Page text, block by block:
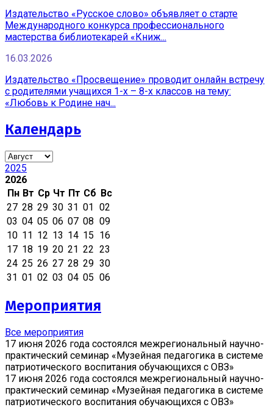
Издательство «Русское слово» объявляет о старте
Международного конкурса профессионального
мастерства библиотекарей «Книж...
16.03.2026
Издательство «Просвещение» проводит онлайн встречу
с родителями учащихся 1-х – 8-х классов на тему:
«Любовь к Родине нач...
Календарь
2025
2026
Пн Вт Ср Чт Пт Сб Вс
27 28 29 30 31 01 02
03 04 05 06 07 08 09
10 11 12 13 14 15 16
17 18 19 20 21 22 23
24 25 26 27 28 29 30
31 01 02 03 04 05 06
Мероприятия
Все мероприятия
17 июня 2026 года состоялся межрегиональный научно-
практический семинар «Музейная педагогика в системе
патриотического воспитания обучающихся с ОВЗ»
17 июня 2026 года состоялся межрегиональный научно-
практический семинар «Музейная педагогика в системе
патриотического воспитания обучающихся с ОВЗ»